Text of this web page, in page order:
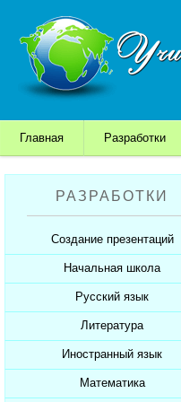
Главная Разработки
РАЗРАБОТКИ
Создание презентаций
Шаблоны для презентаций
Советы начинающим
Советы дедушки
К презентации...
Начальная школа
Уроки
Презентации
Мультимедийные тесты
Печатные тесты
Русский язык
Уроки
Презентации
Мультимедийные тесты
Литература
Уроки
Презентации
Иностранный язык
Уроки
Математика